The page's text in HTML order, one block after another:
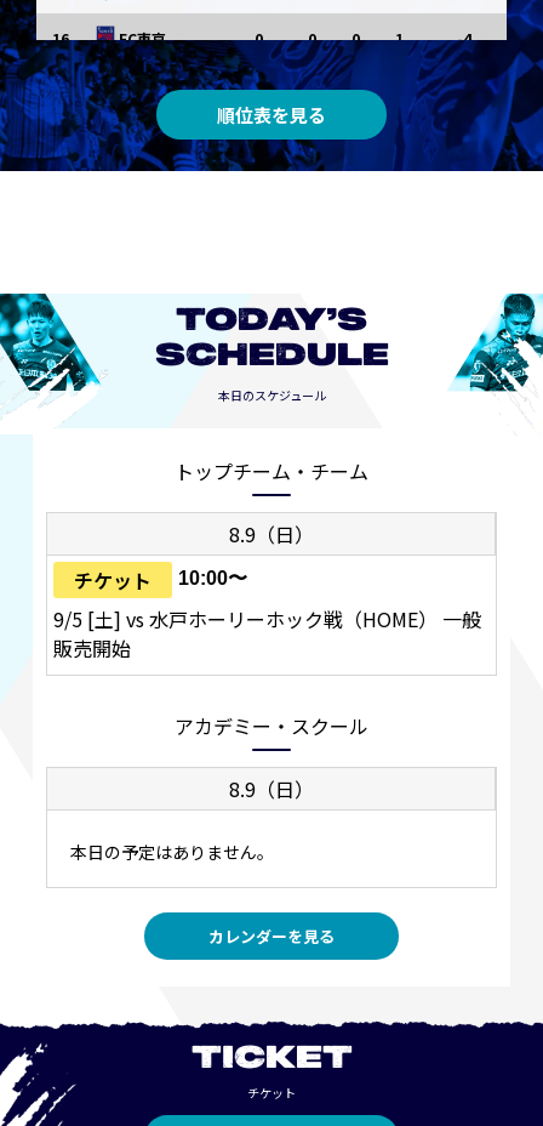
16 FC東京 0 0 0 1 -4
東京Ｖ 0 0 0 0
川崎Ｆ 0 0 0 0 0
順位表を見る
TODAY’S
SCHEDULE
本日のスケジュール
トップチーム・チーム
8.9（日）
チケット
10:00〜
9/5 [土] vs 水戸ホーリーホック戦（HOME） 一般
販売開始
アカデミー・スクール
8.9（日）
本日の予定はありません。
カレンダーを見る
TICKET
チケット